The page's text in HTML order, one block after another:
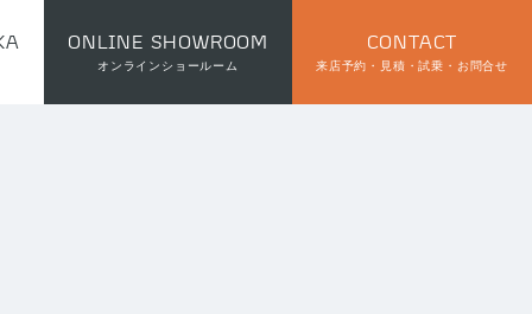
ONLINE SHOWROOM
オンラインショールーム
CONTACT
来店予約・見積・試乗・お問合せ